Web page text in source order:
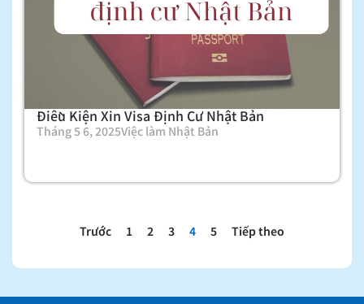
Điều Kiện Xin Visa Định Cư Nhật Bản
Tháng 5 6, 2025Việc làm Nhật Bản
Trước 1 2 3 4 5 Tiếp theo